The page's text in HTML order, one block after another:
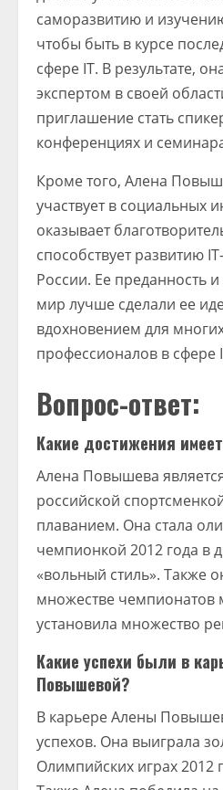
саморазвитию и
чтобы быть в курсе
сфере IT. В результате,
экспертом в своей
приглашение стать
конференциях и
Кроме того, Алена
участвует в социальных
оказывает
способствует развитию
России. Ее преданность
мир лучше сделали ее
вдохновением для
профессионалов в сфере
Вопрос-ответ:
Какие достижения
Алена Повышева
российской
плаванием. Она стала
чемпионкой 2012 года в
«вольный стиль». Также
множестве чемпионатов
установила множество
Какие успехи были в
Повышевой?
В карьере Алены
успехов. Она выиграла
Олимпийских играх 2012